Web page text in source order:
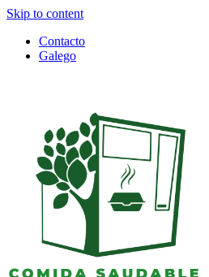
Skip to content
Contacto
Galego